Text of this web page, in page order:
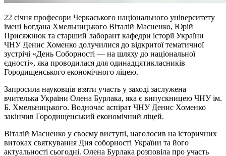
22 січня професори Черкаського національного університету
імені Богдана Хмельницького Віталій Масненко, Юрій
Присяжнюк та старший лаборант кафедри історії України
ЧНУ Денис Хоменко долучилися до відкритої тематичної
зустрічі «День Соборності — на шляху до національної
єдності», яка проводилася для одинадцятикласників
Городищенського економічного ліцею.
Запросила науковців взяти участь у заході заслужена
вчителька України Олена Бурлака, яка є випускницею ЧНУ ім.
Б. Хмельницького. Водночас аспірат ЧНУ Денис Хоменко
закінчив Городищенський економічний ліцей.
Віталій Масненко у своєму виступі, наголосив на історичних
витоках святкування Дня соборності України та його
актуальності сьогодні. Олена Бурлака розповіла про участь